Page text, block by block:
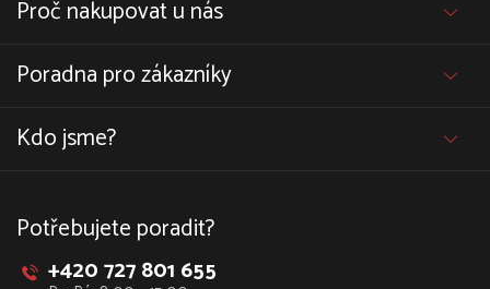
Proč nakupovat u nás
Poradna pro zákazníky
Kdo jsme?
Potřebujete poradit?
+420 727 801 655